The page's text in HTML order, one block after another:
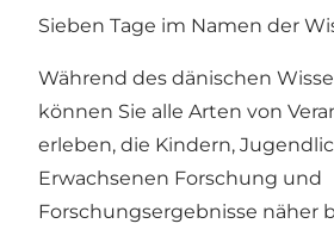
Sieben Tage im Namen der
Während des dänischen
können Sie alle Arten von
erleben, die Kindern,
Erwachsenen Forschung und
Forschungsergebnisse näher